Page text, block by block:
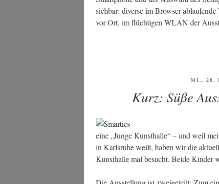
sich­bar: diver­se im Brow­ser
vor Ort, im flüch­ti­gen WLAN der
MI., 28.
Kurz: Süße
eine „Jun­ge Kunst­hal­le“ – und weil
in Karls­ru­he weilt, haben wir die
Kunst­hal­le mal besucht. Bei­de Kin­der